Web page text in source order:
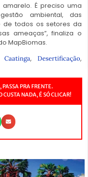
É preciso uma
ambiental, das
de todos os setores da
ameaças”, finaliza o
MapBiomas.
Caatinga,Desertificação,
PRA FRENTE.
CUSTA NADA, É SÓ CLICAR!